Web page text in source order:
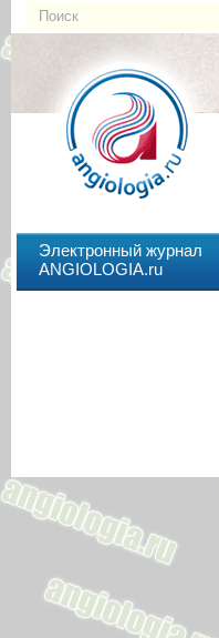
Электронный журнал
ANGIOLOGIA.ru